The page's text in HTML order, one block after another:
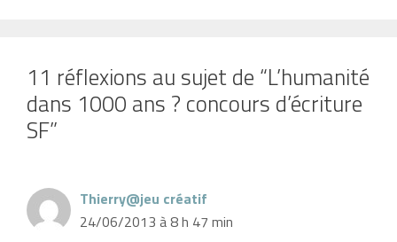
11 réflexions au sujet de “L’humanité
dans 1000 ans ? concours d’écriture
SF”
Thierry@jeu créatif
24/06/2013 à 8 h 47 min